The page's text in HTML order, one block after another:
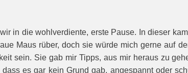
in die wohlverdiente, erste Pause. In dieser
Maus rüber, doch sie würde mich gerne auf
sein. Sie gab mir Tipps, aus mir heraus zu
es gar kein Grund gab, angespannt oder